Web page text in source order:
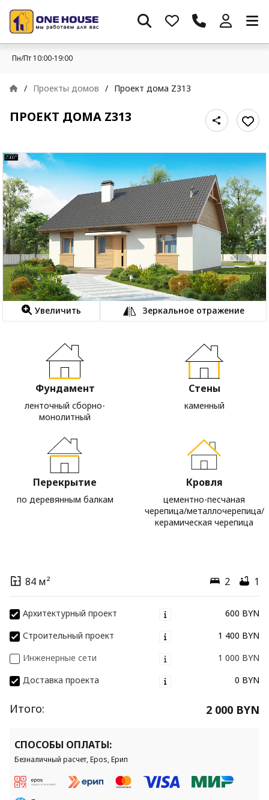
Пн/Пт 10:00-19:00
/ Проекты домов / Проект дома Z313
ПРОЕКТ ДОМА Z313
Увеличить Зеркальное отражение
Фундамент
ленточный сборно-
монолитный
Стены
каменный
Перекрытие
по деревянным балкам
Кровля
цементно-песчаная
черепица/металлочерепица/
керамическая черепица
84 м² 2 1
Архитектурный проект
600 BYN
Строительный проект
1 400 BYN
Инженерные сети
1 000 BYN
Доставка проекта
0 BYN
Итого: 2 000 BYN
СПОСОБЫ ОПЛАТЫ:
Безналичный расчет, Epos, Ерип